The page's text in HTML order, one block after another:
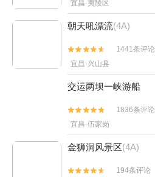
宜昌·夷陵区
朝天吼漂流(4A)


1441条评论
宜昌·兴山县
交运两坝一峡游船


1836条评论
宜昌·伍家岗
金狮洞风景区(4A)

 194条评论